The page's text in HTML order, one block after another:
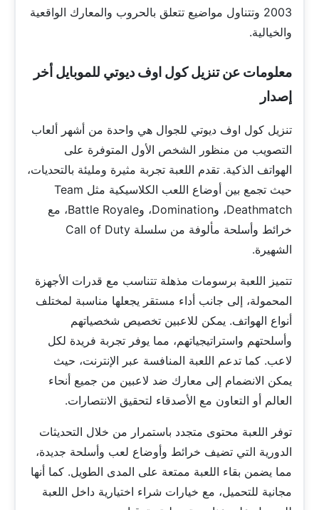
2003 وتتناول مواضيع تتعلق بالحروب والمعارك الواقعية
والخيالية.
معلومات عن تنزيل كول اوف ديوتي للموبايل أخر
إصدار
تنزيل كول اوف ديوتي للجوال هي واحدة من أشهر ألعاب
التصويب من منظور الشخص الأول المتوفرة على
الهواتف الذكية. تقدم اللعبة تجربة مثيرة ومليئة بالتحديات،
حيث تجمع بين أوضاع اللعب الكلاسيكية مثل Team
Deathmatch، وDomination، وBattle Royale، مع
خرائط وأسلحة مألوفة من سلسلة Call of Duty
الشهيرة.
تتميز اللعبة برسومات مذهلة تتناسب مع قدرات الأجهزة
المحمولة، إلى جانب أداء مستقر يجعلها مناسبة لمختلف
أنواع الهواتف. يمكن للاعبين تخصيص شخصياتهم
وأسلحتهم واستراتيجياتهم، مما يوفر تجربة فريدة لكل
لاعب. كما تدعم اللعبة المنافسة عبر الإنترنت، حيث
يمكن الانضمام إلى معارك ضد لاعبين من جميع أنحاء
العالم أو التعاون مع الأصدقاء لتحقيق الانتصارات.
توفر اللعبة محتوى متجدد باستمرار من خلال التحديثات
الدورية التي تضيف خرائط وأوضاع لعب وأسلحة جديدة،
مما يضمن بقاء اللعبة ممتعة على المدى الطويل. كما أنها
مجانية للتحميل، مع خيارات شراء اختيارية داخل اللعبة